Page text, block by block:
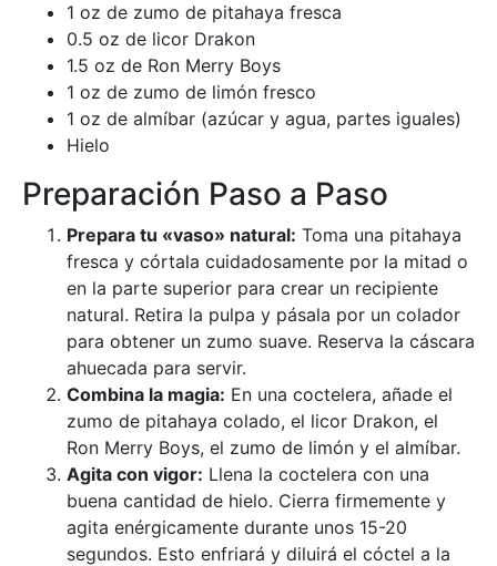
1 oz de zumo de pitahaya fresca
0.5 oz de licor Drakon
1.5 oz de Ron Merry Boys
1 oz de zumo de limón fresco
1 oz de almíbar (azúcar y agua, partes iguales)
Hielo
Preparación Paso a Paso
Prepara tu «vaso» natural: Toma una pitahaya
fresca y córtala cuidadosamente por la mitad o
en la parte superior para crear un recipiente
natural. Retira la pulpa y pásala por un colador
para obtener un zumo suave. Reserva la cáscara
ahuecada para servir.
Combina la magia: En una coctelera, añade el
zumo de pitahaya colado, el licor Drakon, el
Ron Merry Boys, el zumo de limón y el almíbar.
Agita con vigor: Llena la coctelera con una
buena cantidad de hielo. Cierra firmemente y
agita enérgicamente durante unos 15-20
segundos. Esto enfriará y diluirá el cóctel a la